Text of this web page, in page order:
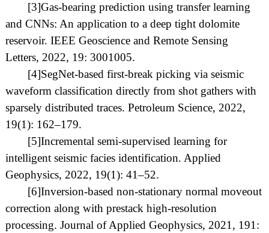
[3]Gas-bearing prediction using transfer learning
and CNNs: An application to a deep tight dolomite
reservoir. IEEE Geoscience and Remote Sensing
Letters, 2022, 19: 3001005.
[4]SegNet-based first-break picking via seismic
waveform classification directly from shot gathers with
sparsely distributed traces. Petroleum Science, 2022,
19(1): 162–179.
[5]Incremental semi-supervised learning for
intelligent seismic facies identification. Applied
Geophysics, 2022, 19(1): 41–52.
[6]Inversion-based non-stationary normal moveout
correction along with prestack high-resolution
processing. Journal of Applied Geophysics, 2021, 191 :